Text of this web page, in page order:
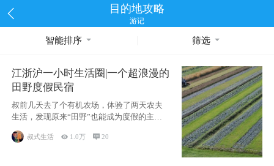
目的地攻略
游记
智能排序 筛选
江浙沪一小时生活圈|一个超浪漫的
田野度假民宿
叔前几天去了个有机农场，体验了两天农夫
生活，发现原来“田野”也能成为度假的主旋
律。江
叔式生活  1.0万 20